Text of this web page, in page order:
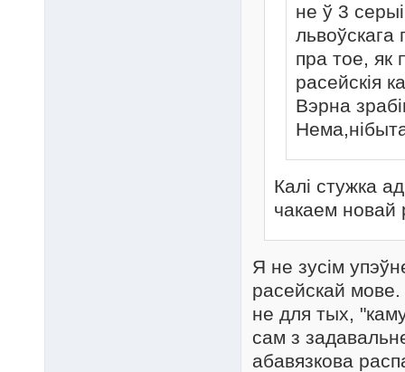
не ў 3
пра тое, як
расейскія
Вэрна
Калі стужка
чакаем новай
Я не зусім
расейскай
не для тых,
сам з
абавязкова